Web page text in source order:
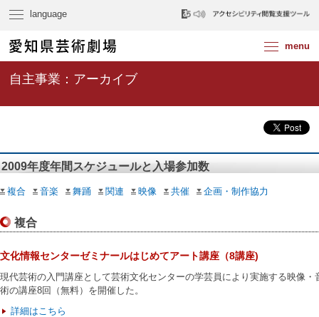
自主事業：アーカイブ
2009年度年間スケジュールと入場参加数
複合 音楽 舞踊 関連 映像 共催 企画・制作協力
複合
文化情報センターゼミナールはじめてアート講座（8講座)
現代芸術の入門講座として芸術文化センターの学芸員により実施する映像・
術の講座8回（無料）を開催した。
詳細はこちら